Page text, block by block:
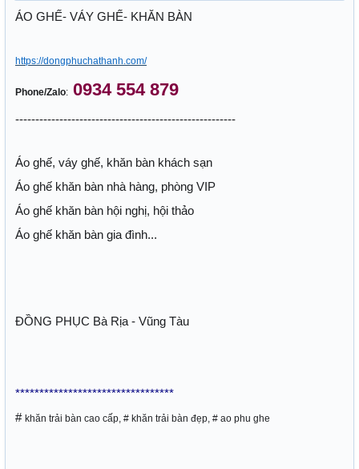
ÁO GHẾ- VÁY GHẾ- KHĂN BÀN
https://dongphuchathanh.com/
Phone/Zalo: 0934 554 879
-------------------------------------------------------
Áo ghế, váy ghế, khăn bàn khách sạn
Áo ghế khăn bàn nhà hàng, phòng VIP
Áo ghế khăn bàn hội nghị, hội thảo
Áo ghế khăn bàn gia đình...
ĐỒNG PHỤC Bà Rịa - Vũng Tàu
*********************************
# khăn trải bàn cao cấp, # khăn trải bàn đẹp, # ao phu ghe